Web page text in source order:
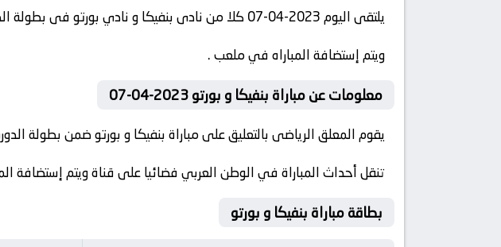
يلتقى اليوم 2023-04-07 كلا من نادى بنفيكا و نادي بورتو فى بطولة الدوري البرتغالي فى تمام الساعه 20:00 بتوقيت مصر.
ويتم إستضافة المباراه في ملعب .
معلومات عن مباراة بنفيكا و بورتو 2023-04-07
يقوم المعلق الرياضى بالتعليق على مباراة بنفيكا و بورتو ضمن بطولة الدوري
تنقل أحداث المباراة في الوطن العربي فضائيا على قناة ويتم إستضافة
بطاقة مباراة بنفيكا و بورتو